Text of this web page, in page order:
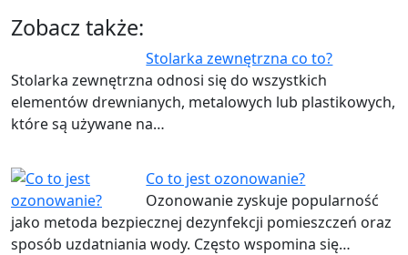
Zobacz także:
Stolarka zewnętrzna co to?
Stolarka zewnętrzna odnosi się do wszystkich
elementów drewnianych, metalowych lub plastikowych,
które są używane na…
Co to jest ozonowanie?
Ozonowanie zyskuje popularność
jako metoda bezpiecznej dezynfekcji pomieszczeń oraz
sposób uzdatniania wody. Często wspomina się…